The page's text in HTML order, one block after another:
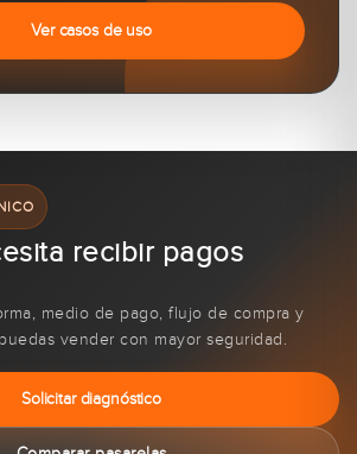
Ver casos de uso
recibir pagos
medio de pago, flujo de compra y
vender con mayor seguridad.
Solicitar diagnóstico